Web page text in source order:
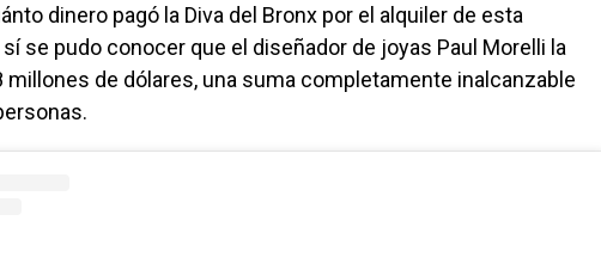
dinero pagó la Diva del Bronx por el alquiler de esta
se pudo conocer que el diseñador de joyas Paul Morelli la
millones de dólares, una suma completamente inalcanzable